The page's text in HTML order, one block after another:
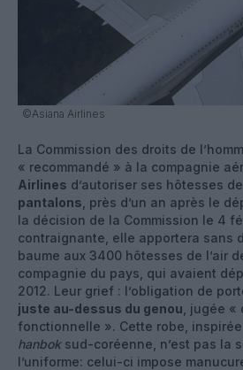
©Asiana Airlines
La Commission des droits de
« recommandé » à la compagnie
Airlines d’autoriser ses hôtesses
pantalons , près d’un an après le
la décision de la Commission le 4
contraignante, elle apportera sans
baume aux 3400 hôtesses de l’air
compagnie du pays, qui avaient
2012. Leur grief : l’obligation de
juste au-dessus du genou , jugée
fonctionnelle ». Cette robe,
hanboksud-coréenne, n’est pas la
l’uniforme: celui-ci impose